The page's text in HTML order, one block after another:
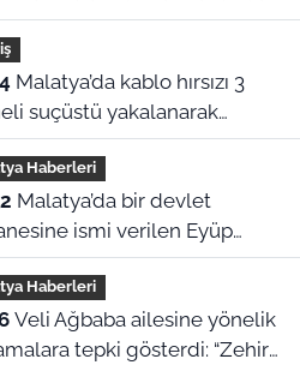
suçüstü yakalanarak
Haberleri
ismi verilen Eyüp
kimdir? İşte duygu dolu
Haberleri
Veli Ağbaba ailesine yönelik
tepki gösterdi: “Zehir